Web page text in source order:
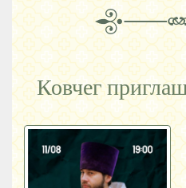
Ковчег